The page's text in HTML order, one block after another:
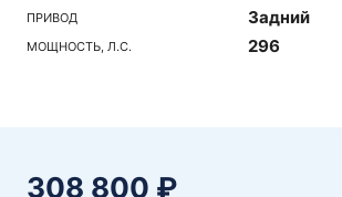
ПРИВОД Задний
МОЩНОСТЬ, Л.С. 296
308 800 ₽